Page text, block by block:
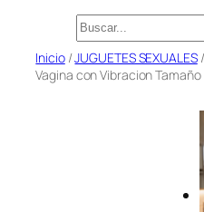
contenido
Buscar
Inicio/JUGUETES SEXUALES
Vagina con Vibracion Tamaño